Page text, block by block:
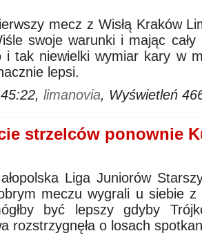
mecz z Wisłą Kraków
swoje warunki i mając
i tak niewielki wymiar kary w
lepsi.
limanovia, Wyświetleń
strzelców ponownie
Liga Juniorów
meczu wygrali u siebie z
być lepszy gdyby
rozstrzygnęła o losach